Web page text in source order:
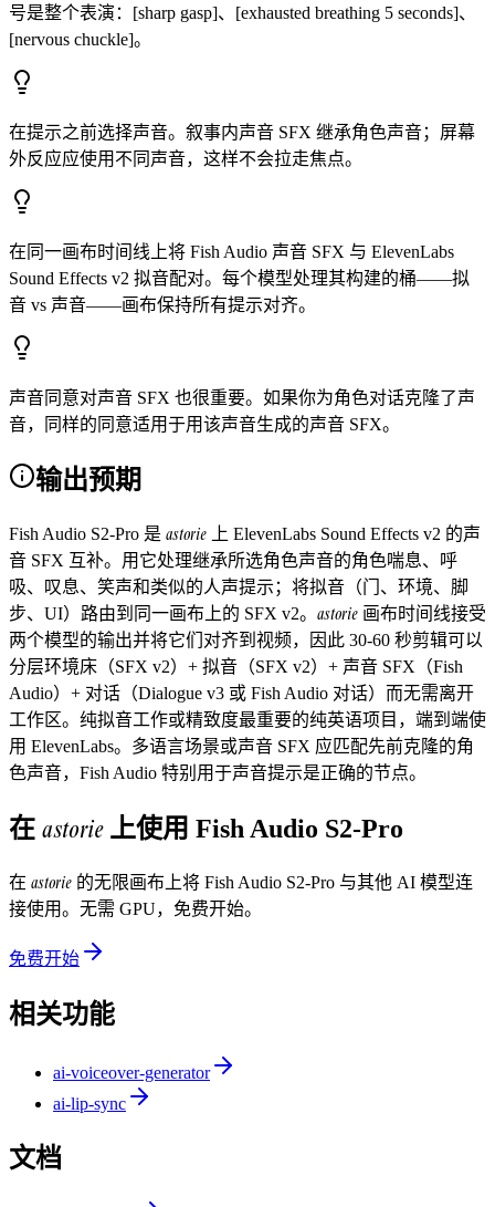
号是整个表演：[sharp gasp]、[exhausted breathing 5 seconds]、
[nervous chuckle]。
在提示之前选择声音。叙事内声音 SFX 继承角色声音；屏幕
外反应应使用不同声音，这样不会拉走焦点。
在同一画布时间线上将 Fish Audio 声音 SFX 与 ElevenLabs
Sound Effects v2 拟音配对。每个模型处理其构建的桶——拟
音 vs 声音——画布保持所有提示对齐。
声音同意对声音 SFX 也很重要。如果你为角色对话克隆了声
音，同样的同意适用于用该声音生成的声音 SFX。
输出预期
Fish Audio S2-Pro 是 astorie 上 ElevenLabs Sound Effects v2 的声
音 SFX 互补。用它处理继承所选角色声音的角色喘息、呼
吸、叹息、笑声和类似的人声提示；将拟音（门、环境、脚
步、UI）路由到同一画布上的 SFX v2。 astorie 画布时间线接受
两个模型的输出并将它们对齐到视频，因此 30-60 秒剪辑可以
分层环境床（SFX v2）+ 拟音（SFX v2）+ 声音 SFX（Fish
Audio）+ 对话（Dialogue v3 或 Fish Audio 对话）而无需离开
工作区。纯拟音工作或精致度最重要的纯英语项目，端到端使
用 ElevenLabs。多语言场景或声音 SFX 应匹配先前克隆的角
色声音，Fish Audio 特别用于声音提示是正确的节点。
在 astorie上使用 Fish Audio S2-Pro
在 astorie 的无限画布上将 Fish Audio S2-Pro 与其他 AI 模型连
接使用。无需 GPU，免费开始。
免费开始
相关功能
ai-voiceover-generator
ai-lip-sync
文档